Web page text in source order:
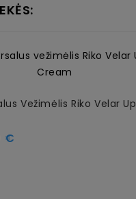
Vežimėlis Riko Velar Up
€